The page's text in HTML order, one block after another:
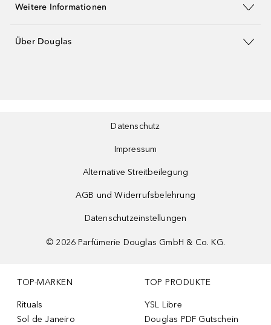
Weitere Informationen
Über Douglas
Datenschutz
Impressum
Alternative Streitbeilegung
AGB und Widerrufsbelehrung
Datenschutzeinstellungen
© 2026 Parfümerie Douglas GmbH & Co. KG.
TOP-MARKEN
Rituals
Sol de Janeiro
TOP PRODUKTE
YSL Libre
Douglas PDF Gutschein